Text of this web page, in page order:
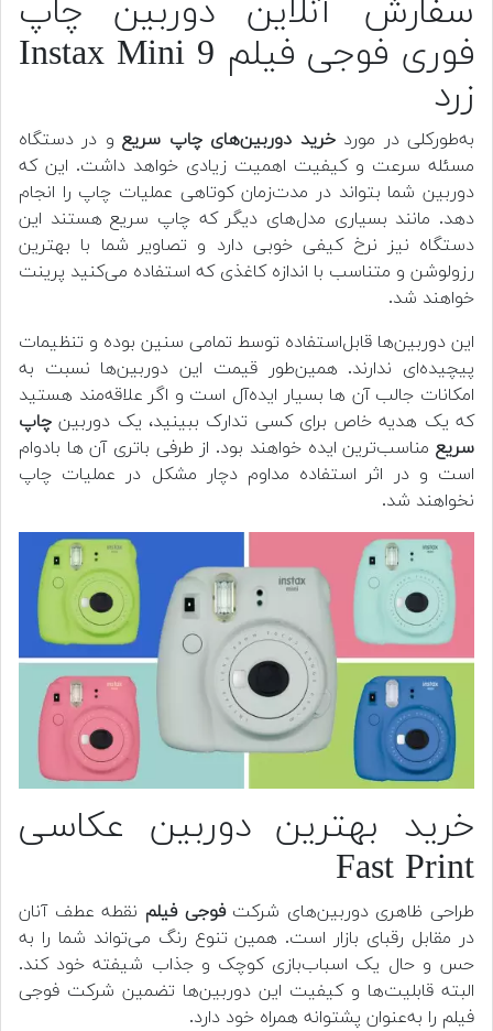
سفارش آنلاین دوربین چاپ
فوری فوجی فیلم Instax Mini 9
زرد
به‌طورکلی در موردخرید دوربین‌های چاپ سریعو در دستگاه
مسئله سرعت و کیفیت اهمیت زیادی خواهد داشت. این که
دوربین شما بتواند در مدت‌زمان کوتاهی عملیات چاپ را انجام
دهد. مانند بسیاری مدل‌های دیگر که چاپ سریع هستند این
دستگاه نیز نرخ کیفی خوبی دارد و تصاویر شما با بهترین
رزولوشن و متناسب با اندازه کاغذی که استفاده می‌کنید پرینت
خواهند شد.
این دوربین‌ها قابل‌استفاده توسط تمامی سنین بوده و تنظیمات
پیچیده‌ای ندارند. همین‌طور قیمت این دوربین‌ها نسبت به
امکانات جالب آن ها بسیار ایده‌آل است و اگر علاقه‌مند هستید
که یک هدیه خاص برای کسی تدارک ببینید، یک دوربین‌ چاپ
سریع مناسب‌ترین ایده خواهند بود. از طرفی باتری آن ها بادوام
است و در اثر استفاده مداوم دچار مشکل در عملیات چاپ
نخواهند شد.
خرید بهترین دوربین عکاسی
Fast Print
طراحی ظاهری دوربین‌های شرکتفوجی فیلم نقطه عطف آنان
در مقابل رقبای بازار است. همین تنوع رنگ می‌تواند شما را به
حس و حال یک اسباب‌بازی کوچک و جذاب شیفته خود کند.
البته قابلیت‌ها و کیفیت این دوربین‌ها تضمین شرکت فوجی
فیلم را به‌عنوان پشتوانه همراه خود دارد.